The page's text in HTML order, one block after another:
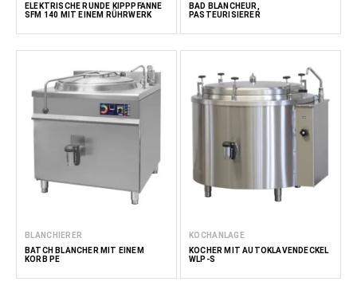
ELEKTRISCHE RUNDE KIPPPFANNE
SFM 140 MIT EINEM RÜHRWERK
BAD BLANCHEUR,
PASTEURISIERER
BLANCHIERER
BATCH BLANCHER MIT EINEM
KORB PE
KOCHANLAGE
KOCHER MIT AUTOKLAVENDECKEL
WLP-S